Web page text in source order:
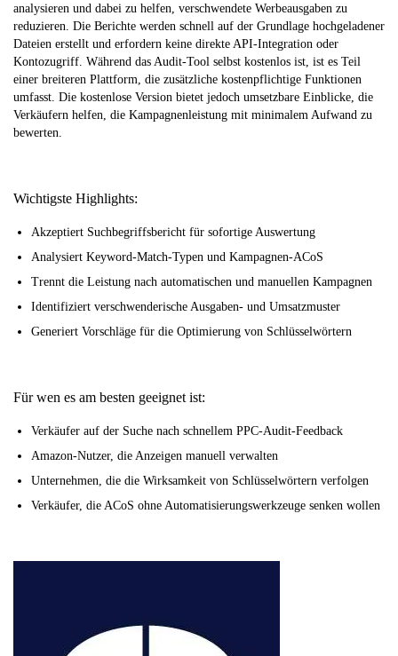
analysieren und dabei zu helfen, verschwendete Werbeausgaben zu
reduzieren. Die Berichte werden schnell auf der Grundlage hochgeladener
Dateien erstellt und erfordern keine direkte API-Integration oder
Kontozugriff. Während das Audit-Tool selbst kostenlos ist, ist es Teil
einer breiteren Plattform, die zusätzliche kostenpflichtige Funktionen
umfasst. Die kostenlose Version bietet jedoch umsetzbare Einblicke, die
Verkäufern helfen, die Kampagnenleistung mit minimalem Aufwand zu
bewerten.
Wichtigste Highlights:
Akzeptiert Suchbegriffsbericht für sofortige Auswertung
Analysiert Keyword-Match-Typen und Kampagnen-ACoS
Trennt die Leistung nach automatischen und manuellen Kampagnen
Identifiziert verschwenderische Ausgaben- und Umsatzmuster
Generiert Vorschläge für die Optimierung von Schlüsselwörtern
Für wen es am besten geeignet ist:
Verkäufer auf der Suche nach schnellem PPC-Audit-Feedback
Amazon-Nutzer, die Anzeigen manuell verwalten
Unternehmen, die die Wirksamkeit von Schlüsselwörtern verfolgen
Verkäufer, die ACoS ohne Automatisierungswerkzeuge senken wollen